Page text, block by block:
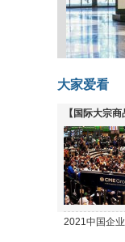
菲律宾
大家爱看
【国际大宗
全线下跌
2021中国企